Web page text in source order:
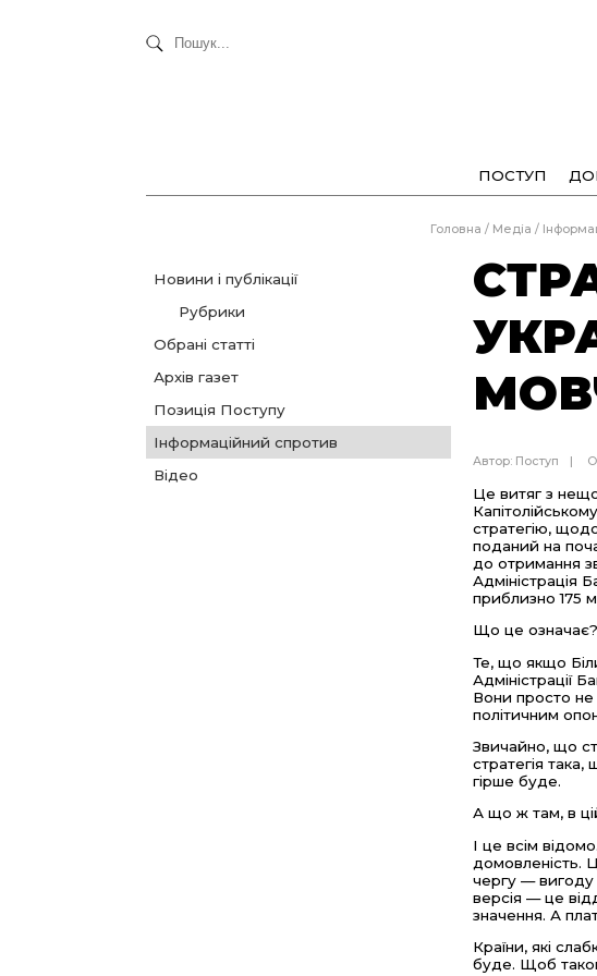
ПОСТУП
Головна / Медіа /
Новини і публікації
Рубрики
Обрані статті
Архів газет
Позиція Поступу
Інформаційний спротив
Відео
Автор: Поступ
Це витяг з
стратегію,
поданий на
до отримання
Адміністрація
приблизно 175
Що це означає?
Те, що якщо
Адміністрації
Вони просто не
політичним
Звичайно, що
стратегія
гірше буде.
А що ж там, в
І це всім
домовленість.
чергу —
версія — це
значення. А
Країни, які
буде. Щоб